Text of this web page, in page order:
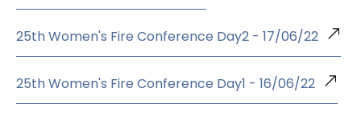
25th Women's Fire Conference Day2 - 17/06/22
25th Women's Fire Conference Day1 - 16/06/22